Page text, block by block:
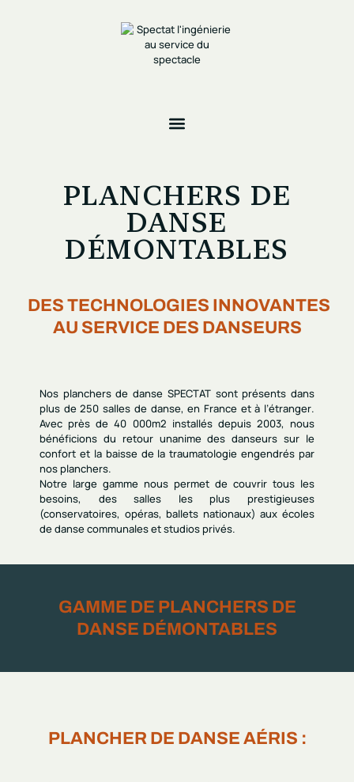
PLANCHERS DE
DANSE
DÉMONTABLES
DES TECHNOLOGIES INNOVANTES
AU SERVICE DES DANSEURS
Nos planchers de danse SPECTATsont présents dans
plus de250 salles de danse,en France et à l’étranger.
Avec près de40 000m2 installés depuis 2003, nous
bénéficions du retour unanime des danseurs sur le
confort et la baisse de la traumatologie engendrés par
nos planchers.
Notre large gamme nous permet de couvrir tous les
besoins, dessalles les plus prestigieuses
(conservatoires, opéras, ballets nationaux) aux écoles
de danse communales et studios privés.
GAMME DE PLANCHERS DE
DANSE DÉMONTABLES
PLANCHER DE DANSE AÉRIS :